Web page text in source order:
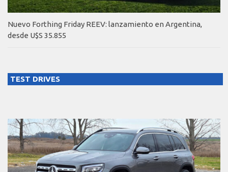
Nuevo Forthing Friday REEV: lanzamiento en Argentina,
desde U$S 35.855
TEST DRIVES